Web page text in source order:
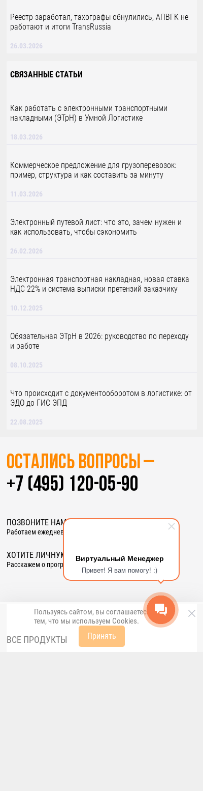
Виртуальный Менеджер
Привет! Я вам помогу! :)
Реестр заработал, тахографы обнулились, АПВГК не
работают и итоги TransRussia
26.03.2026
СВЯЗАННЫЕ СТАТЬИ
Как работать с электронными транспортными
накладными (ЭТрН) в Умной Логистике
18.03.2026
Коммерческое предложение для грузоперевозок:
пример, структура и как составить за минуту
11.03.2026
Электронный путевой лист: что это, зачем нужен и
как использовать, чтобы сэкономить
26.02.2026
Электронная транспортная накладная, новая ставка
НДС 22% и система выписки претензий заказчику
10.12.2025
Обязательная ЭТрН в 2026: руководство по переходу
и работе
08.10.2025
Что происходит с документооборотом в логистике: от
ЭДО до ГИС ЭПД
22.08.2025
Пользуясь сайтом, вы соглашаетесь с
тем, что мы используем Cookies.
Принять
Остались вопросы –
+7 (495) 120-05-90
ПОЗВОНИТЕ НАМ ИЛИЗАКАЖИТЕ ЗВОНОК
Работаем ежедневно
ХОТИТЕ ЛИЧНУЮ ПРЕЗЕНТАЦИЮ?
Расскажем о программе примерно
ВСЕ ПРОДУКТЫ